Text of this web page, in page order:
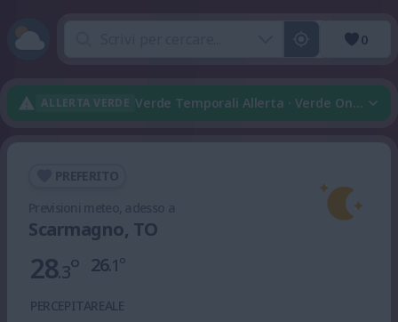
0
ALLERTA VERDE Verde Temporali Allerta · Verde Onda Di
Scarmagno, TO
28.3°
PERCEPITA
26.1°
REALE